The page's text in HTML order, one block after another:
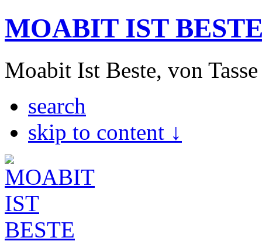
MOABIT IST
Moabit Ist Beste, von
search
skip to content ↓